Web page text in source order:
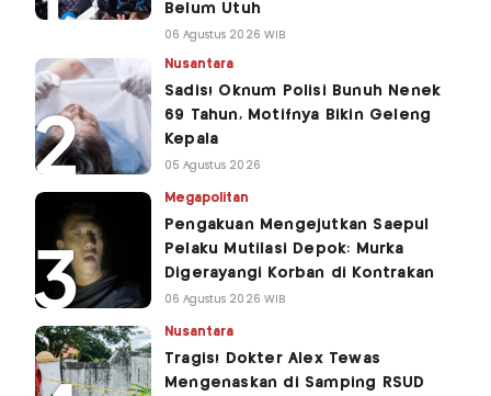
Belum Utuh
06 Agustus 2026 WIB
Nusantara
Sadis! Oknum Polisi Bunuh Nenek
69 Tahun, Motifnya Bikin Geleng
Kepala
05 Agustus 2026
Megapolitan
Pengakuan Mengejutkan Saepul
Pelaku Mutilasi Depok: Murka
Digerayangi Korban di Kontrakan
06 Agustus 2026 WIB
Nusantara
Tragis! Dokter Alex Tewas
Mengenaskan di Samping RSUD